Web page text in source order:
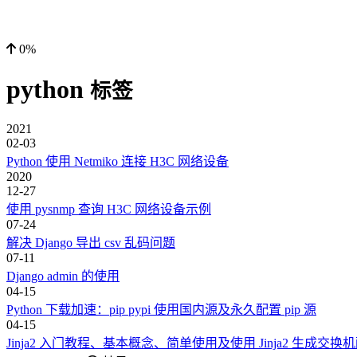
0%
python 标签
2021
02-03
Python 使用 Netmiko 连接 H3C 网络设备
2020
12-27
使用 pysnmp 查询 H3C 网络设备示例
07-24
解决 Django 导出 csv 乱码问题
07-11
Django admin 的使用
04-15
Python 下载加速：pip pypi 使用国内源及永久配置 pip 源
04-15
Jinja2 入门教程、基本概念、简单使用及使用 Jinja2 生成交换